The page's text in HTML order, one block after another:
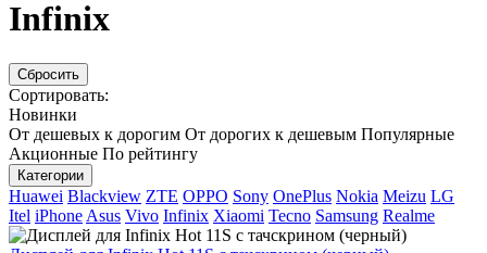
Infinix
Сбросить
Сортировать:
Новинки
От дешевых к дорогим От дорогих к дешевым Популярные
Акционные По рейтингу
Категории
Huawei Blackview ZTE OPPO Sony OnePlus Nokia Meizu LG
Itel iPhone Asus Vivo Infinix Xiaomi Tecno Samsung Realme